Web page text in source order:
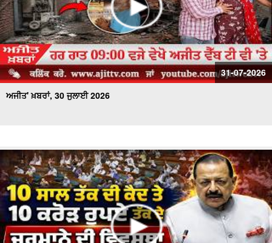
31-07-2026
ਅਜੀਤ' ਖ਼ਬਰਾਂ, 30 ਜੁਲਾਈ 2026